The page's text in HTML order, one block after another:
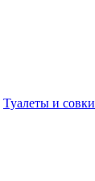
Туалеты и совки